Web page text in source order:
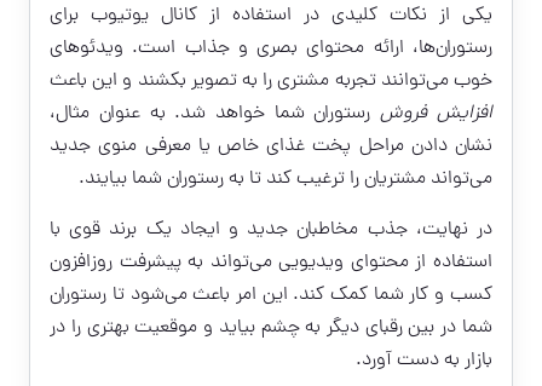
یکی از نکات کلیدی در استفاده از کانال یوتیوب برای
رستوران‌ها، ارائه محتوای بصری و جذاب است. ویدئوهای
خوب می‌توانند تجربه مشتری را به تصویر بکشند و این باعث
افزایش فروشرستوران شما خواهد شد. به عنوان مثال،
نشان دادن مراحل پخت غذای خاص یا معرفی منوی جدید
می‌تواند مشتریان را ترغیب کند تا به رستوران شما بیایند.
در نهایت، جذب مخاطبان جدید و ایجاد یک برند قوی با
استفاده از محتوای ویدیویی می‌تواند به پیشرفت روزافزون
کسب و کار شما کمک کند. این امر باعث می‌شود تا رستوران
شما در بین رقبای دیگر به چشم بیاید و موقعیت بهتری را در
بازار به دست آورد.